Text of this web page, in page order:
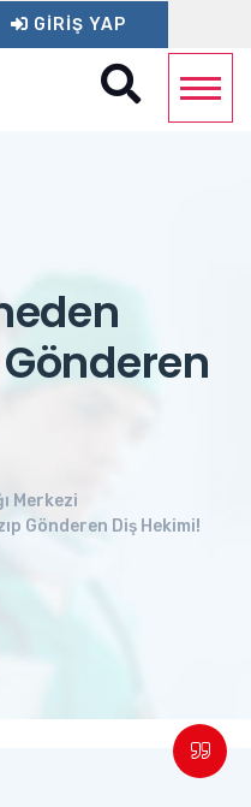
GIRIŞ YAP
Gönderen
Merkezi
Gönderen Diş Hekimi!